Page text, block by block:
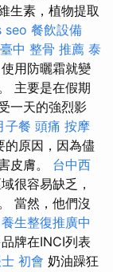
生素，植物提取
seo 餐飲設備
臺中 整骨 推薦 泰
用防曬霜就變
主要是在假期
一天的強烈影
子餐 頭痛 按摩
的原因，因為儘
皮膚。 台中西
很容易缺乏，
當然，他們沒
養生整復推廣中
牌在INCI列表
初會 奶油躁狂